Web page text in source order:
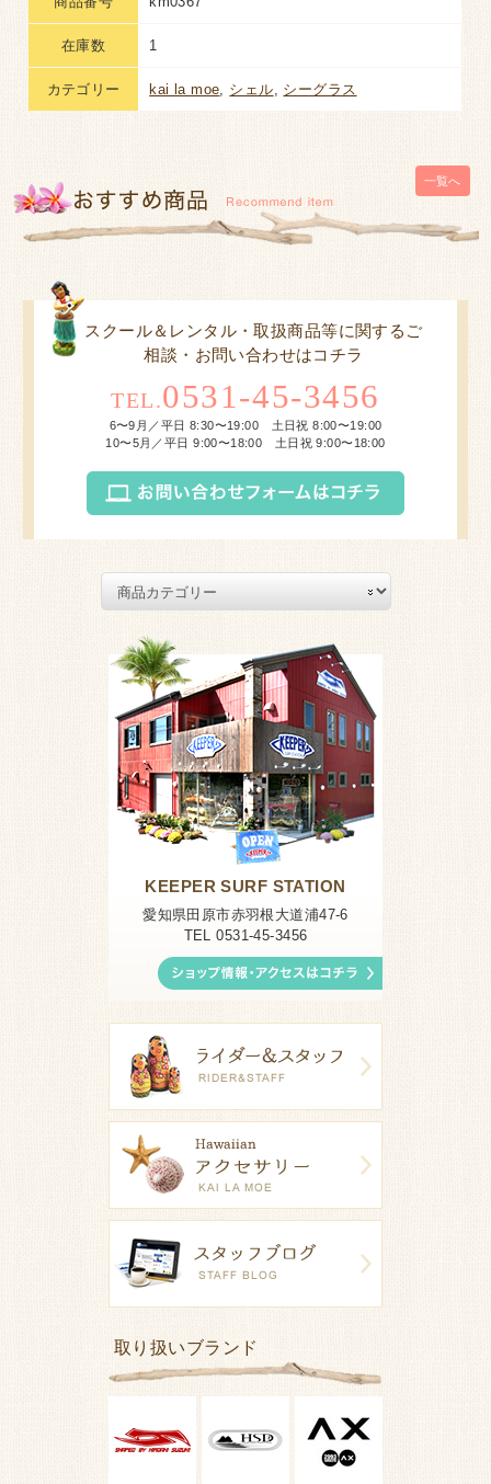
在庫数 1
カテゴリー kai la moe, シェル, シーグラス
一覧へ
スクール＆レンタル・取扱商品等に関するご
相談・お問い合わせはコチラ
TEL.0531-45-3456
6〜9月／平日 8:30〜19:00 土日祝 8:00〜19:00
10〜5月／平日 9:00〜18:00 土日祝 9:00〜18:00
KEEPER SURF STATION
愛知県田原市赤羽根大道浦47-6
TEL 0531-45-3456
取り扱いブランド